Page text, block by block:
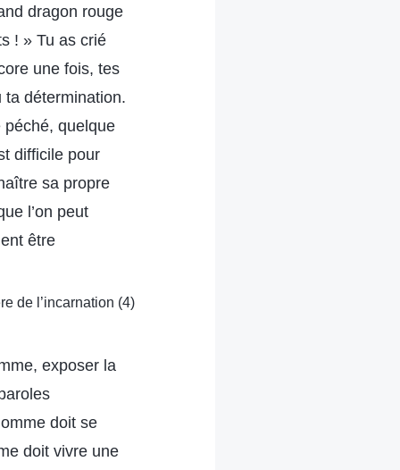
dragon rouge
! » Tu as crié
une fois, tes
ta détermination.
péché, quelque
difficile pour
sa propre
l’on peut
être
de l’incarnation (4)
exposer la
doit se
doit vivre une